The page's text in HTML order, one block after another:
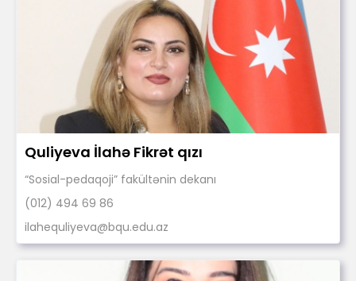
Quliyeva İlahə Fikrət qızı
“Sosial-pedaqoji” fakültənin dekanı
(012) 494 69 86
ilahequliyeva@bqu.edu.az